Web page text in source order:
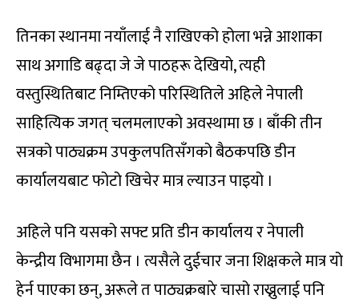
तिनका स्थानमा नयाँलाई नै राखिएको होला भन्ने आशाका
साथ अगाडि बढ्दा जे जे पाठहरू देखियो, त्यही
वस्तुस्थितिबाट निम्तिएको परिस्थितिले अहिले नेपाली
साहित्यिक जगत् चलमलाएको अवस्थामा छ । बाँकी तीन
सत्रको पाठ्यक्रम उपकुलपतिसँगको बैठकपछि डीन
कार्यालयबाट फोटो खिचेर मात्र ल्याउन पाइयो ।
अहिले पनि यसको सफ्ट प्रति डीन कार्यालय र नेपाली
केन्द्रीय विभागमा छैन । त्यसैले दुईचार जना शिक्षकले मात्र यो
हेर्न पाएका छन्, अरूले त पाठ्यक्रबारे चासो राख्नुलाई पनि